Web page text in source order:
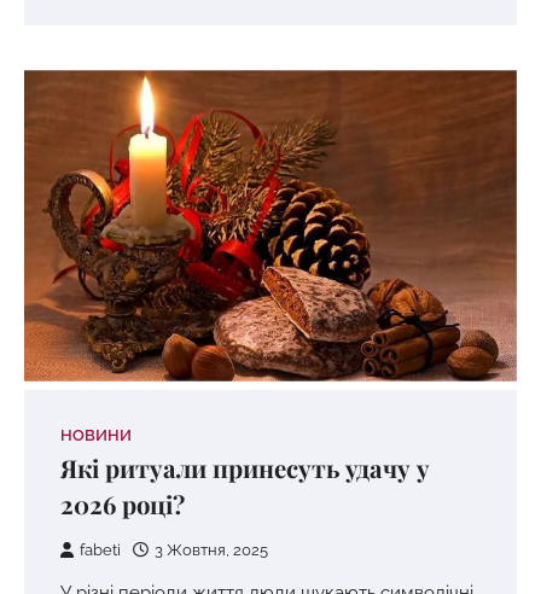
НОВИНИ
Які ритуали принесуть удачу у
2026 році?
fabeti 3 Жовтня, 2025